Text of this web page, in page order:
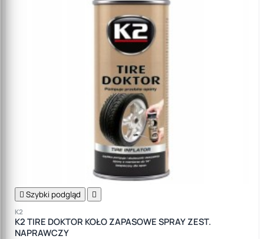
 Szybki podgląd 
K2
K2 TIRE DOKTOR KOŁO ZAPASOWE SPRAY ZEST.
NAPRAWCZY